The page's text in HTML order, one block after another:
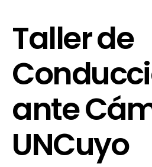
Taller de
ante
UNCuyo